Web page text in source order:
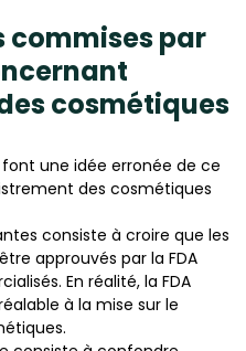
commises par
cosmétiques
une idée erronée de ce
des cosmétiques
consiste à croire que les
approuvés par la FDA
En réalité, la FDA
à la mise sur le